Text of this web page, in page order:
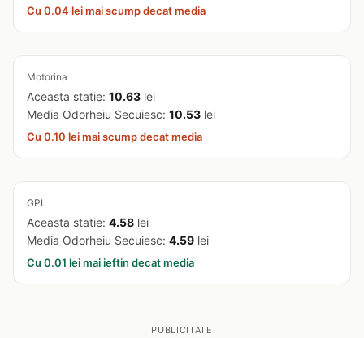
Cu 0.04 lei mai scump decat media
Motorina
Aceasta statie: 10.63 lei
Media Odorheiu Secuiesc: 10.53 lei
Cu 0.10 lei mai scump decat media
GPL
Aceasta statie: 4.58 lei
Media Odorheiu Secuiesc: 4.59 lei
Cu 0.01 lei mai ieftin decat media
PUBLICITATE